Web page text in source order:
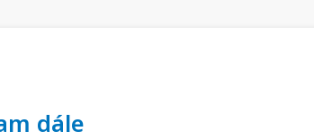
dále